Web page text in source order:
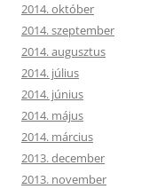
2014. október
2014. szeptember
2014. augusztus
2014. július
2014. június
2014. május
2014. március
2013. december
2013. november